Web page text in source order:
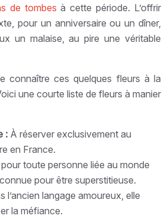
de tombes à cette période. L’offrir
pour un anniversaire ou un dîner,
un malaise, au pire une véritable
connaître ces quelques fleurs à la
une courte liste de fleurs à manier
: À réserver exclusivement au
en France.
toute personne liée au monde
pour être superstitieuse.
l’ancien langage amoureux, elle
la méfiance.